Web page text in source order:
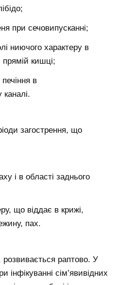
при сечовипусканні;
ниючого характеру в
кишці;
в
загострення, що
і в області заднього
що віддає в крижі,
пах.
розвивається раптово. У
сім’явивідних